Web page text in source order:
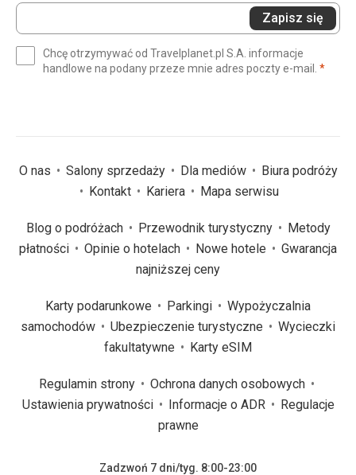
Wprowadź
swój
(wymagane)
Zapisz się
Chcę otrzymywać od Travelplanet.pl S.A. informacje
handlowe na podany przeze mnie adres poczty e-mail. *
O nas Salony sprzedaży Dla mediów
Biura podróży
Kontakt
Kariera Mapa serwisu
Blog o podróżach Przewodnik turystyczny
Metody
płatności
Opinie o hotelach Nowe hotele
Gwarancja
najniższej ceny
Karty podarunkowe Parkingi
Wypożyczalnia
samochodów
Ubezpieczenie turystyczne
Wycieczki
fakultatywne
Karty eSIM
Regulamin strony
Ochrona danych osobowych
Ustawienia prywatności
Informacje o ADR
Regulacje
prawne
Zadzwoń 7 dni/tyg. 8:00-23:00